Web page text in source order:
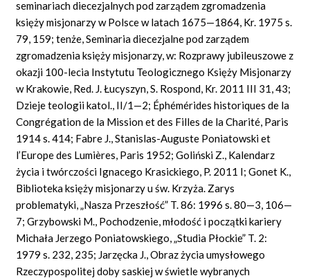
seminariach diecezjalnych pod zarządem zgromadzenia
księży misjonarzy w Polsce w latach 1675—1864, Kr. 1975 s.
79, 159; tenże, Seminaria diecezjalne pod zarządem
zgromadzenia księży misjonarzy, w: Rozprawy jubileuszowe z
okazji 100-lecia Instytutu Teologicznego Księży Misjonarzy
w Krakowie, Red. J. Łucyszyn, S. Rospond, Kr. 2011 III 31, 43;
Dzieje teologii katol., II/1—2; Éphémérides historiques de la
Congrégation de la Mission et des Filles de la Charité, Paris
1914 s. 414; Fabre J., Stanislas-Auguste Poniatowski et
l’Europe des Lumières, Paris 1952; Goliński Z., Kalendarz
życia i twórczości Ignacego Krasickiego, P. 2011 I; Gonet K.,
Biblioteka księży misjonarzy u św. Krzyża. Zarys
problematyki, „Nasza Przeszłość” T. 86: 1996 s. 80—3, 106—
7; Grzybowski M., Pochodzenie, młodość i początki kariery
Michała Jerzego Poniatowskiego, „Studia Płockie” T. 2:
1979 s. 232, 235; Jarzęcka J., Obraz życia umysłowego
Rzeczypospolitej doby saskiej w świetle wybranych